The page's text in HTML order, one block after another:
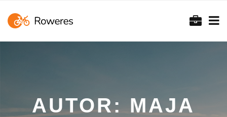
AUTOR:MAJA